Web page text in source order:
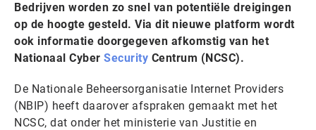
Bedrijven worden zo snel van potentiële dreigingen
op de hoogte gesteld. Via dit nieuwe platform wordt
ook informatie doorgegeven afkomstig van het
Nationaal Cyber Security Centrum (NCSC).
De Nationale Beheersorganisatie Internet Providers
(NBIP) heeft daarover afspraken gemaakt met het
NCSC, dat onder het ministerie van Justitie en